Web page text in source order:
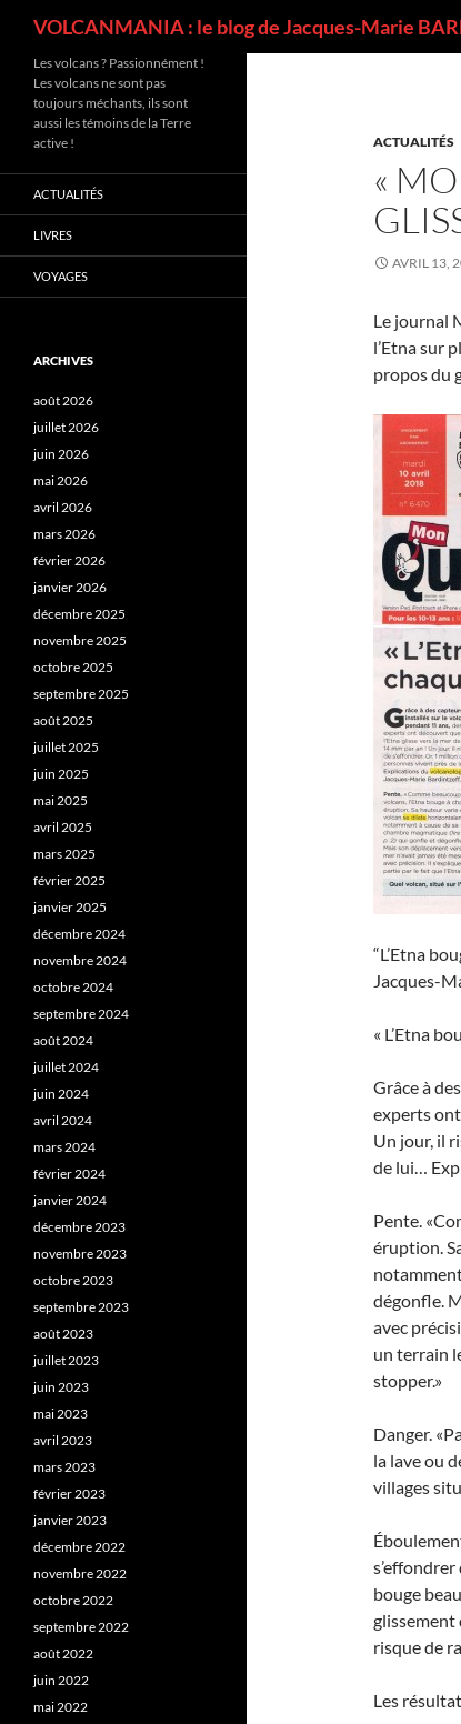
VOLCANMANIA : le blog de Jacques-Marie
ACTUALITÉS
«
AVRIL 13,
Le journal
l’Etna sur
propos du
“L’Etna
Jacques-
« L’Etna
Grâce à
experts ont
Un jour, il
de lui…
Pente.
éruption.
dégonfle.
avec
un terrain
stopper.»
Danger.
la lave ou
villages
bouge
glissement
risque de
Les
Les volcans ? Passionnément !
Les volcans ne sont pas
toujours méchants, ils sont
aussi les témoins de la Terre
active !
ACTUALITÉS
LIVRES
VOYAGES
ARCHIVES
août 2026
juillet 2026
juin 2026
mai 2026
avril 2026
mars 2026
février 2026
janvier 2026
décembre 2025
novembre 2025
octobre 2025
septembre 2025
août 2025
juillet 2025
juin 2025
mai 2025
avril 2025
mars 2025
février 2025
janvier 2025
décembre 2024
novembre 2024
octobre 2024
septembre 2024
août 2024
juillet 2024
juin 2024
avril 2024
mars 2024
février 2024
janvier 2024
décembre 2023
novembre 2023
octobre 2023
septembre 2023
août 2023
juillet 2023
juin 2023
mai 2023
avril 2023
mars 2023
février 2023
janvier 2023
décembre 2022
novembre 2022
octobre 2022
septembre 2022
août 2022
juin 2022
mai 2022